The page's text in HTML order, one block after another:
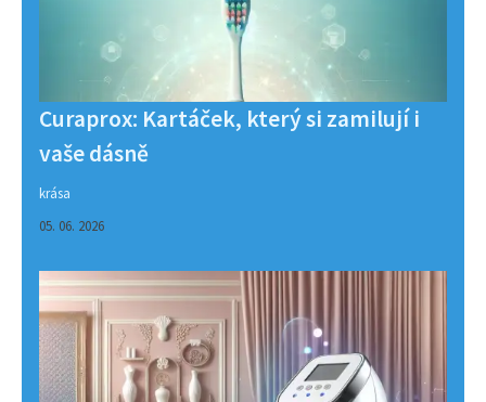
Curaprox: Kartáček, který si zamilují i
vaše dásně
krása
05. 06. 2026